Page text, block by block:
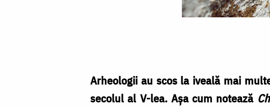
Arheologii au scos la iveală mai
secolul al V-lea. Așa cum notează